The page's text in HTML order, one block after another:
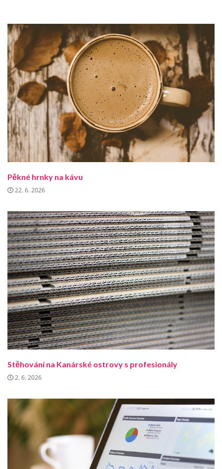
Pěkné hrnky na kávu
22. 6. 2026
Stěhování na Kanárské ostrovy s profesionály
2. 6. 2026